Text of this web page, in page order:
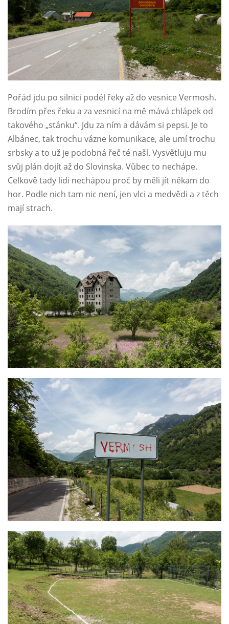
Pořád jdu po silnici podél řeky až do vesnice Vermosh.
Brodím přes řeku a za vesnicí na mě mává chlápek od
takového „stánku“. Jdu za ním a dávám si pepsi. Je to
Albánec, tak trochu vázne komunikace, ale umí trochu
srbsky a to už je podobná řeč té naší. Vysvětluju mu
svůj plán dojít až do Slovinska. Vůbec to nechápe.
Celkově tady lidi nechápou proč by měli jít někam do
hor. Podle nich tam nic není, jen vlci a medvědi a z těch
mají strach.